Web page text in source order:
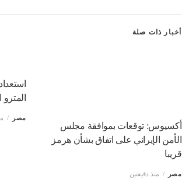
أخبار ذات صلة
أكسيوس: توقعات بموافقة مجلس
الأمن الإيراني على اتفاق بشأن هرمز
قريبا
مصر منذ دقيقتين
مصر